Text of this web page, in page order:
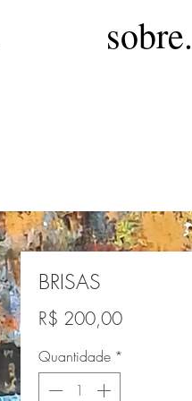
sobre.
BRISAS
R$ 200,00Preço
Quantidade *